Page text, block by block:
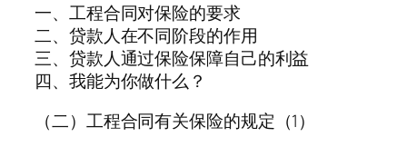
一、工程合同对保险的要求
二、贷款人在不同阶段的作用
三、贷款人通过保险保障自己的利益
四、我能为你做什么？
（二）工程合同有关保险的规定（1）